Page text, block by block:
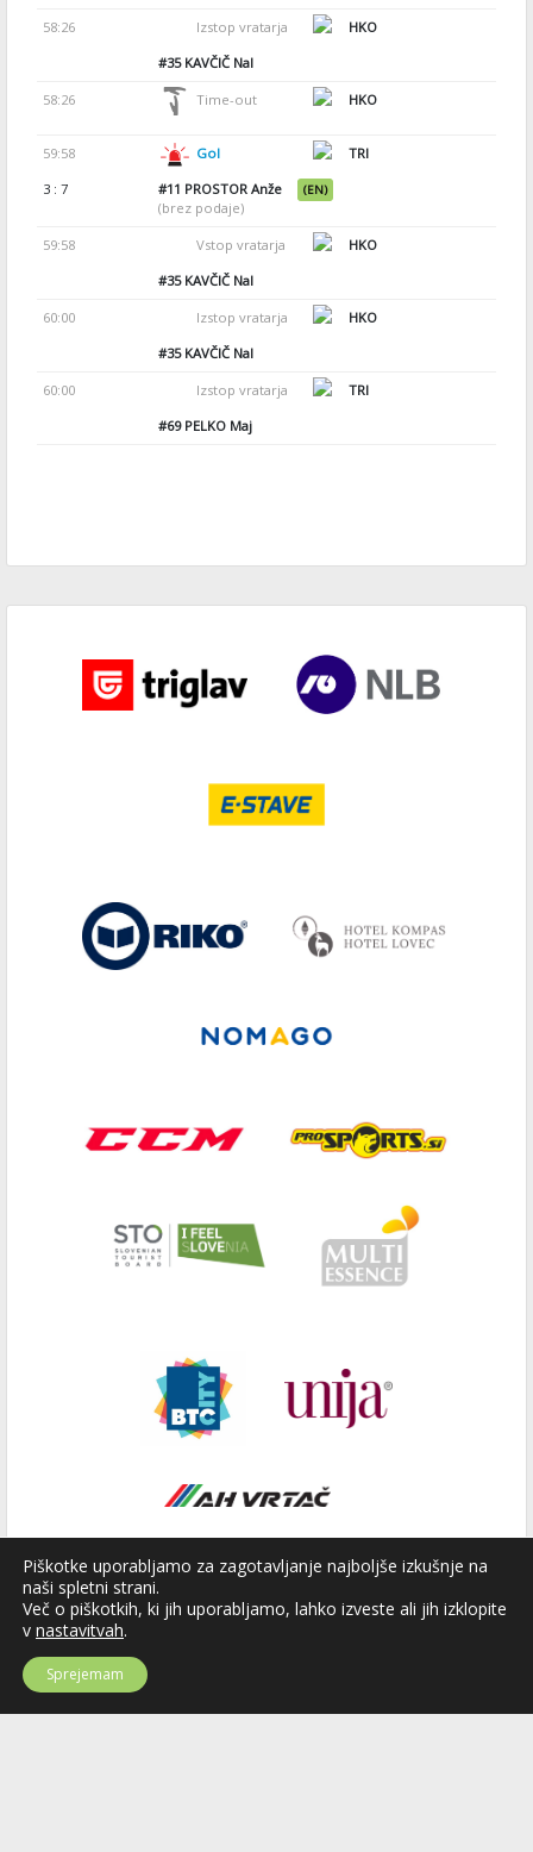
58:26 Izstop vratarja
HKO
#35KAVČIČ Nal
58:26 Time-out HKO
59:58 Gol
TRI
3 : 7
#11 PROSTOR Anže (EN)
(brez podaje)
59:58 Vstop vratarja
HKO
#35KAVČIČ Nal
60:00 Izstop vratarja
HKO
#35KAVČIČ Nal
60:00 Izstop vratarja
TRI
#69PELKO Maj
Piškotke uporabljamo za zagotavljanje najboljše izkušnje na
naši spletni strani.
Več o piškotkih, ki jih uporabljamo, lahko izveste ali jih izklopite
v nastavitvah.
Sprejemam